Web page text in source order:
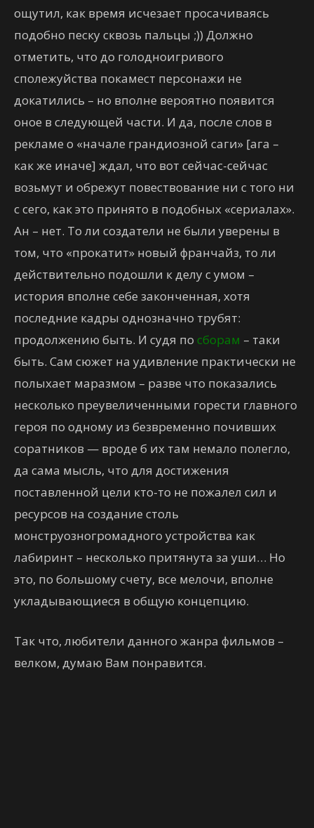
ощутил, как время исчезает просачиваясь
подобно песку сквозь пальцы ;)) Должно
отметить, что до голодноигривого
сполежуйства покамест персонажи не
докатились – но вполне вероятно появится
оное в следующей части. И да, после слов в
рекламе о «начале грандиозной саги» [ага –
как же иначе] ждал, что вот сейчас-сейчас
возьмут и обрежут повествование ни с того ни
с сего, как это принято в подобных «сериалах».
Ан – нет. То ли создатели не были уверены в
том, что «прокатит» новый франчайз, то ли
действительно подошли к делу с умом –
история вполне себе законченная, хотя
последние кадры однозначно трубят:
продолжению быть. И судя по сборам – таки
быть. Сам сюжет на удивление практически не
полыхает маразмом – разве что показались
несколько преувеличенными горести главного
героя по одному из безвременно почивших
соратников — вроде б их там немало полегло,
да сама мысль, что для достижения
поставленной цели кто-то не пожалел сил и
ресурсов на создание столь
монструозногромадного устройства как
лабиринт – несколько притянута за уши… Но
это, по большому счету, все мелочи, вполне
укладывающиеся в общую концепцию.
Так что, любители данного жанра фильмов –
велком, думаю Вам понравится.